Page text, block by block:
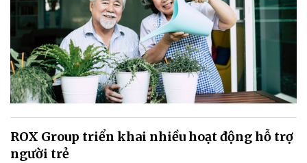
ROX Group triển khai nhiều hoạt động hỗ trợ
người trẻ